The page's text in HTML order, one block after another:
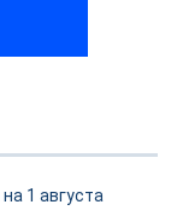
1 августа